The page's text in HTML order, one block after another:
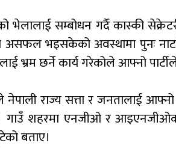
भेलालाई सम्बोधन गर्दै कास्की
असफल भइसकेको अवस्थामा पुनः
भ्रम छर्ने कार्य गरेकोले आफ्नो
राज्य सत्ता र जनतालाई
गाउँ शहरमा एनजीओ र
बताए।